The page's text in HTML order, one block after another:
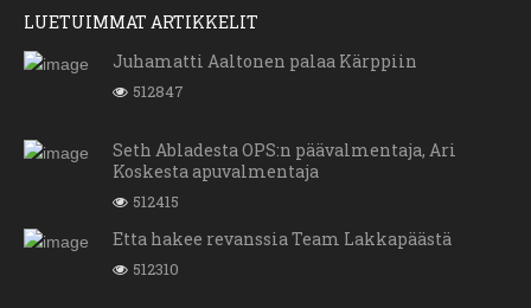
LUETUIMMAT ARTIKKELIT
Juhamatti Aaltonen palaa Kärppiin
512847
Seth Abladesta OPS:n päävalmentaja, Ari
Koskesta apuvalmentaja
512415
Etta hakee revanssia Team Lakkapäästä
512310